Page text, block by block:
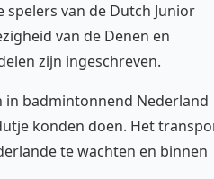
van de Dutch Junior
van de Denen en
zijn ingeschreven.
in badmintonnend Nederland
konden doen. Het
te wachten en binnen